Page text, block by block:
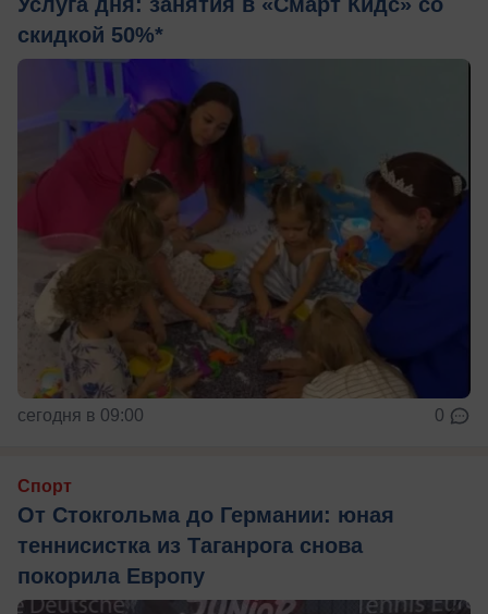
скидкой 50%*
сегодня в 09:00 0
Спорт
От Стокгольма до Германии: юная
теннисистка из Таганрога снова
покорила Европу